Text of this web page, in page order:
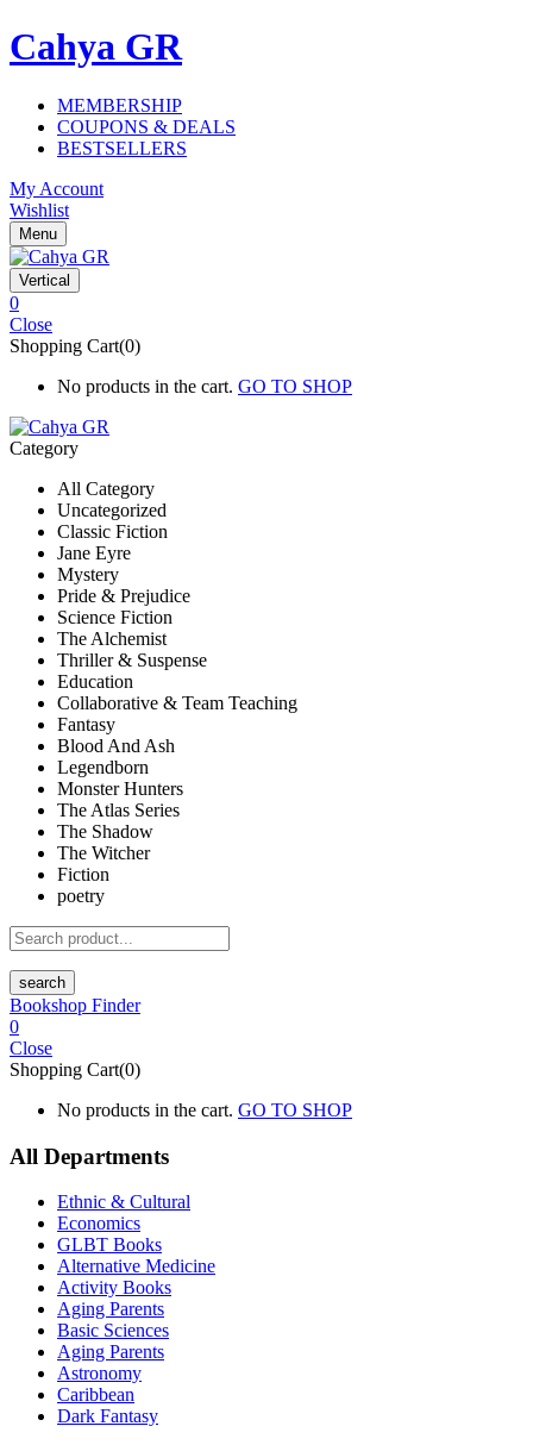
Cahya GR
MEMBERSHIP
COUPONS & DEALS
BESTSELLERS
My Account
Wishlist
Menu
Vertical
0
Close
Shopping Cart(0)
No products in the cart. GO TO SHOP
Category
All Category
Uncategorized
Classic Fiction
Jane Eyre
Mystery
Pride & Prejudice
Science Fiction
The Alchemist
Thriller & Suspense
Education
Collaborative & Team Teaching
Fantasy
Blood And Ash
Legendborn
Monster Hunters
The Atlas Series
The Shadow
The Witcher
Fiction
poetry
search
Bookshop Finder
0
Close
Shopping Cart(0)
No products in the cart. GO TO SHOP
All Departments
Ethnic & Cultural
Economics
GLBT Books
Alternative Medicine
Activity Books
Aging Parents
Basic Sciences
Aging Parents
Astronomy
Caribbean
Dark Fantasy